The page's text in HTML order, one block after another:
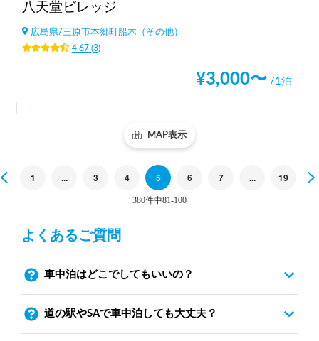
八天堂ビレッジ
広島県/三原市本郷町船木（その他）
4.67(3)
¥3,000〜 /1泊
MAP表示
Previous
1 ... 3 4 5 6 7 ... 19
380件中81-100
よくあるご質問
車中泊はどこでしてもいいの？
道の駅やSAで車中泊しても大丈夫？